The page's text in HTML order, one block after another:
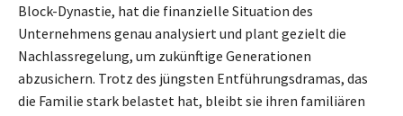
Block-Dynastie, hat die finanzielle Situation des
Unternehmens genau analysiert und plant gezielt die
Nachlassregelung, um zukünftige Generationen
abzusichern. Trotz des jüngsten Entführungsdramas, das
die Familie stark belastet hat, bleibt sie ihren familiären